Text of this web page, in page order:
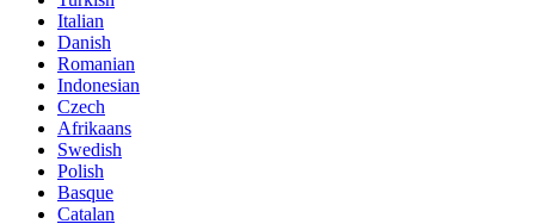
Italian
Danish
Romanian
Indonesian
Czech
Afrikaans
Swedish
Polish
Basque
Catalan